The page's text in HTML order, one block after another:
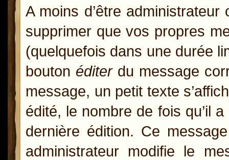
A moins d’être
supprimer que vos propres
(quelquefois dans une durée
bouton éditerdu message
message, un petit texte
édité, le nombre de fois qu’il
dernière édition. Ce
administrateur modifie le